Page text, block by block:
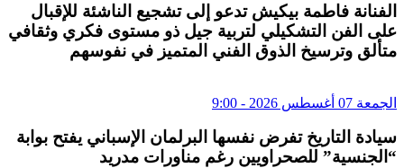
الفنانة فاطمة بيكيش تدعو إلى تشجيع الناشئة للإقبال
على الفن التشكيلي لتربية جيل ذو مستوى فكري وثقافي
متألق وترسيخ الذوق الفني المتميز في نفوسهم
الجمعة 07 أغسطس 2026 - 9:00
سيادة التاريخ تفرض نفسها البرلمان الإسباني يفتح بوابة
“الجنسية” للصحراويين رغم مناورات مدريد